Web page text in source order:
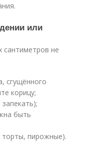
или
сантиметров не
сгущённого
корицу;
быть
торты, пирожные).